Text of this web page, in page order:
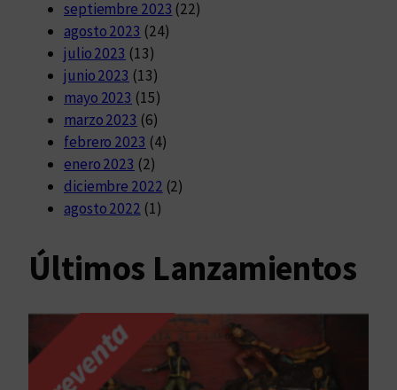
septiembre 2023 (22)
agosto 2023 (24)
julio 2023 (13)
junio 2023 (13)
mayo 2023 (15)
marzo 2023 (6)
febrero 2023 (4)
enero 2023 (2)
diciembre 2022 (2)
agosto 2022 (1)
Últimos Lanzamientos